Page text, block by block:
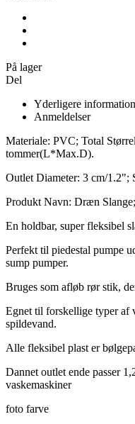
På lager
Del
Yderligere information
Anmeldelser
Materiale: PVC; Total
tommer(L*Max.D).
Outlet Diameter: 3 cm/1.2";
Produkt Navn: Dræn Slange;
En holdbar, super fleksibel
Perfekt til piedestal pumpe
sump pumper.
Bruges som afløb rør stik,
Egnet til forskellige typer af
spildevand.
Alle fleksibel plast er
Dannet outlet ende passer
vaskemaskiner
foto farve